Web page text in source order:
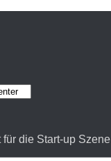
die Start-up Szene